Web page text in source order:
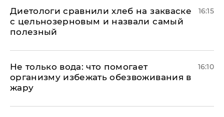
Диетологи сравнили хлеб на закваске
с цельнозерновым и назвали самый
полезный
16:15
Не только вода: что помогает
организму избежать обезвоживания в
жару
16:10